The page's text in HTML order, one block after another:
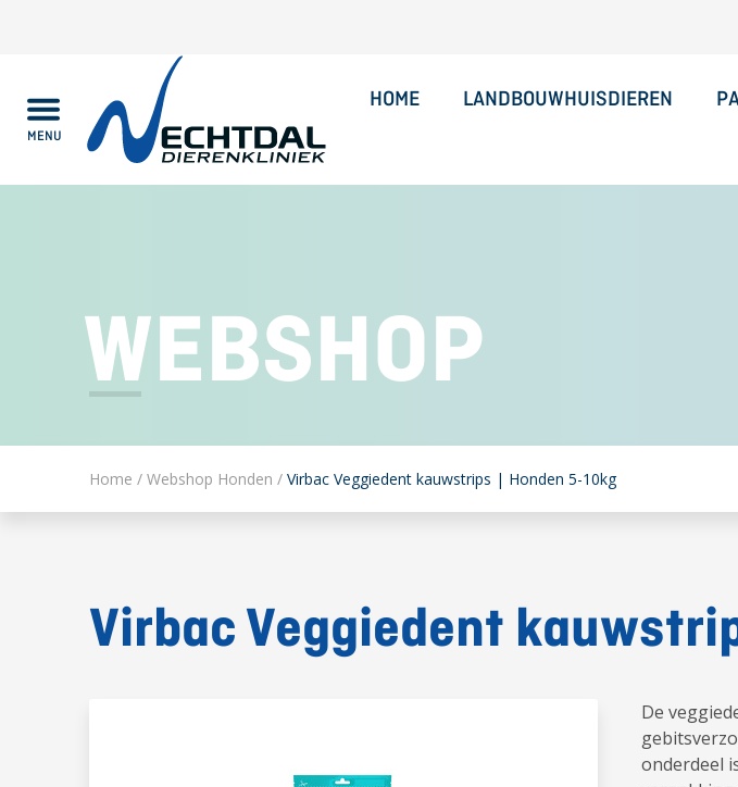
HOME LANDBOUWHUISDIEREN
MENU
WEBSHOP
Home / Webshop Honden / Virbac Veggiedent kauwstrips | Honden 5-10kg
Virbac Veggiedent
De
onderdeel